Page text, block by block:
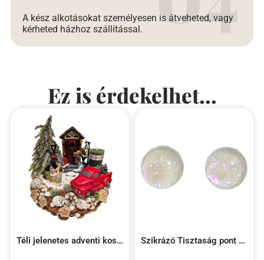
A kész alkotásokat személyesen is átveheted, vagy
kérheted házhoz szállítással.
Ez is érdekelhet...
Téli jelenetes adventi koszorú Szikrázó Tisztaság pont füli